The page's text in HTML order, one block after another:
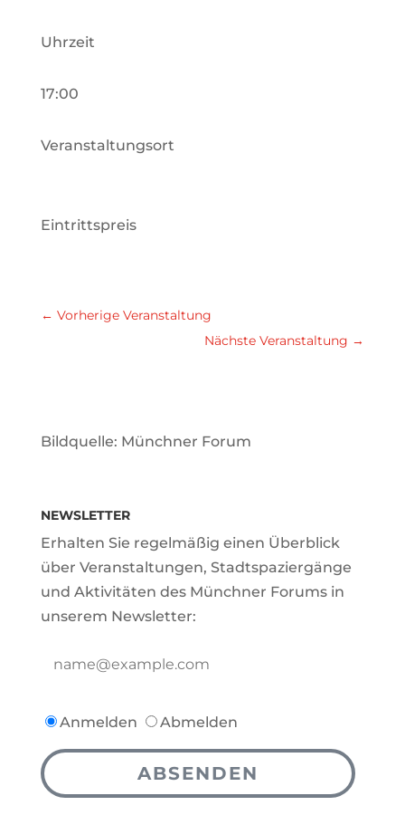
Uhrzeit
17:00
Veranstaltungsort
Eintrittspreis
← Vorherige Veranstaltung
Nächste Veranstaltung →
Bildquelle: Münchner Forum
NEWSLETTER
Erhalten Sie regelmäßig einen Überblick
über Veranstaltungen, Stadtspaziergänge
und Aktivitäten des Münchner Forums in
unserem Newsletter:
Anmelden Abmelden
ABSENDEN